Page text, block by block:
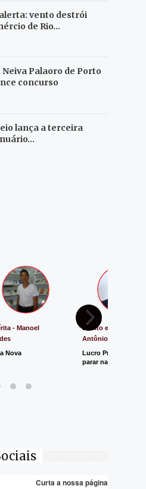
vento destrói
de Rio…
Palaoro de Porto
concurso
lança a terceira
- Manoel
Nova
Direito e Justiça -
Antônio de Souza
Lucro Presumido
parar na Justiça
Curta a nossa página